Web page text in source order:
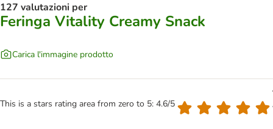
127 valutazioni per
Feringa Vitality Creamy Snack
Carica l'immagine prodotto
This is a stars rating area from zero to 5: 4.6/5